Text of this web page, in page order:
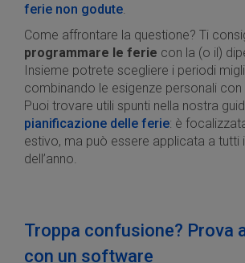
ferie non godute.
Come affrontare la questione? Ti
programmare le ferie con la (o il)
Insieme potrete scegliere i periodi
combinando le esigenze personali con
Puoi trovare utili spunti nella nostra
pianificazione delle ferie: è
estivo, ma può essere applicata a tutti
dell’anno.
Troppa confusione? Prova
con un software